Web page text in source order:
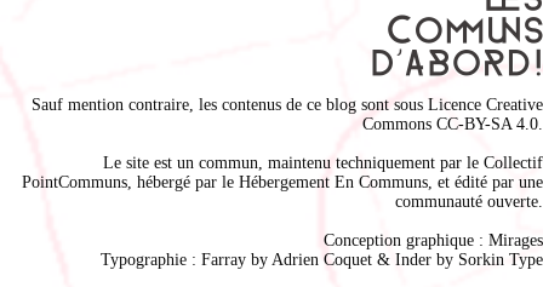
Sauf mention contraire, les contenus de ce blog sont sous Licence Creative
Commons CC-BY-SA 4.0
Le site est un commun, maintenu techniquement par le Collectif
PointCommuns , hébergé par le Hébergement En Communs , et édité par une
communauté ouverte.
Conception graphique : Mirages
Typographie : Farray by Adrien Coquet & Inder by Sorkin Type